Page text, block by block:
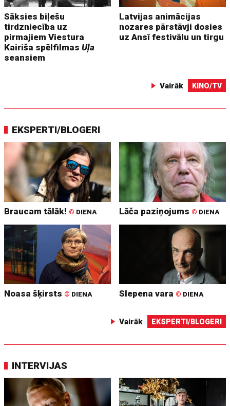
Sāksies biļešu
tirdzniecība uz
pirmajiem Viestura
Kairiša spēlfilmasUļa
seansiem
Latvijas animācijas
nozares pārstāvji dosies
uz Ansī festivālu un tirgu
Vairāk KINO/TV
EKSPERTI/BLOGERI
Braucam tālāk! © DIENA Lāča paziņojums © DIENA
Noasa šķirsts © DIENA Slepena vara © DIENA
Vairāk EKSPERTI/BLOGERI
INTERVIJAS